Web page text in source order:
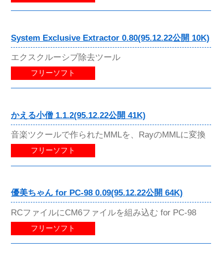
System Exclusive Extractor 0.80(95.12.22公開 10K)
エクスクルーシブ除去ツール
フリーソフト
かえる小僧 1.1.2(95.12.22公開 41K)
音楽ツクールで作られたMMLを、RayのMMLに変換
フリーソフト
優美ちゃん for PC-98 0.09(95.12.22公開 64K)
RCファイルにCM6ファイルを組み込む for PC-98
フリーソフト